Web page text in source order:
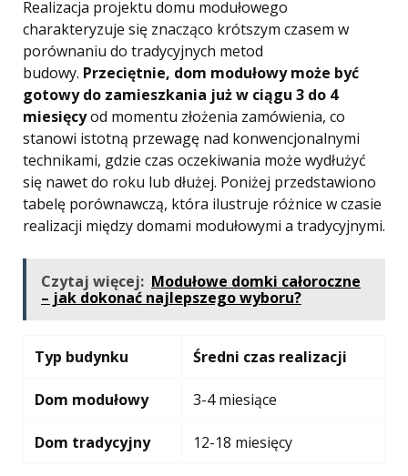
Realizacja projektu domu modułowego
charakteryzuje się znacząco krótszym czasem w
porównaniu do tradycyjnych metod
budowy. Przeciętnie, dom modułowy może być
gotowy do zamieszkania już w ciągu 3 do 4
miesięcyod momentu złożenia zamówienia, co
stanowi istotną przewagę nad konwencjonalnymi
technikami, gdzie czas oczekiwania może wydłużyć
się nawet do roku lub dłużej. Poniżej przedstawiono
tabelę porównawczą, która ilustruje różnice w czasie
realizacji między domami modułowymi a tradycyjnymi.
Czytaj więcej: Modułowe domki całoroczne
– jak dokonać najlepszego wyboru?
Typ budynku Średni czas realizacji
Dom modułowy 3-4 miesiące
Dom tradycyjny 12-18 miesięcy